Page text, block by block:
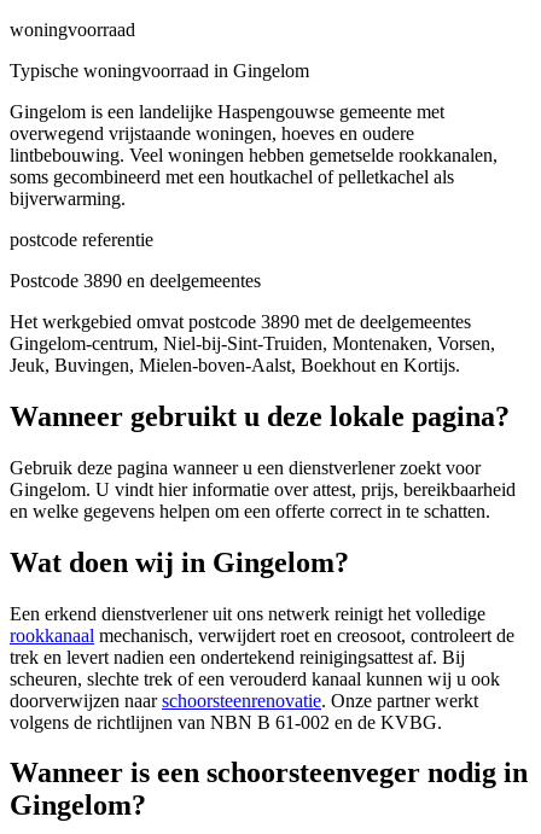
woningvoorraad
Typische woningvoorraad in Gingelom
Gingelom is een landelijke Haspengouwse gemeente met
overwegend vrijstaande woningen, hoeves en oudere
lintbebouwing. Veel woningen hebben gemetselde rookkanalen,
soms gecombineerd met een houtkachel of pelletkachel als
bijverwarming.
postcode referentie
Postcode 3890 en deelgemeentes
Het werkgebied omvat postcode 3890 met de deelgemeentes
Gingelom-centrum, Niel-bij-Sint-Truiden, Montenaken, Vorsen,
Jeuk, Buvingen, Mielen-boven-Aalst, Boekhout en Kortijs.
Wanneer gebruikt u deze lokale pagina?
Gebruik deze pagina wanneer u een dienstverlener zoekt voor
Gingelom. U vindt hier informatie over attest, prijs, bereikbaarheid
en welke gegevens helpen om een offerte correct in te schatten.
Wat doen wij in Gingelom?
Een erkend dienstverlener uit ons netwerk reinigt het volledige
rookkanaal mechanisch, verwijdert roet en creosoot, controleert de
trek en levert nadien een ondertekend reinigingsattest af. Bij
scheuren, slechte trek of een verouderd kanaal kunnen wij u ook
doorverwijzen naarschoorsteenrenovatie. Onze partner werkt
volgens de richtlijnen van NBN B 61-002 en de KVBG.
Wanneer is een schoorsteenveger nodig in
Gingelom?